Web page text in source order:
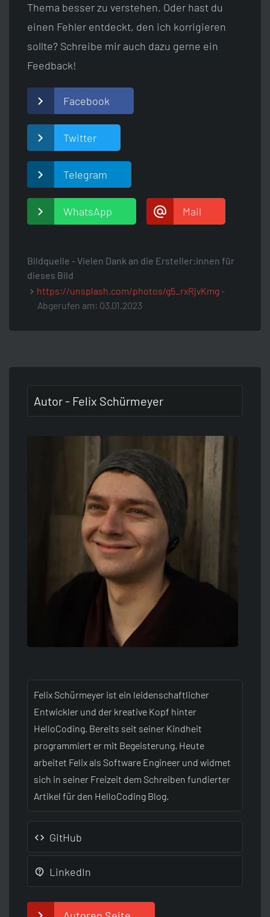
Thema besser zu verstehen. Oder hast du
einen Fehler entdeckt, den ich korrigieren
sollte? Schreibe mir auch dazu gerne ein
Feedback!
Facebook
Twitter
Telegram
WhatsApp Mail
Bildquelle - Vielen Dank an die Ersteller:innen für
dieses Bild
https://unsplash.com/photos/g5_rxRjvKmg -
Abgerufen am: 03.01.2023
Autor - Felix Schürmeyer
Felix Schürmeyer ist ein leidenschaftlicher
Entwickler und der kreative Kopf hinter
HelloCoding. Bereits seit seiner Kindheit
programmiert er mit Begeisterung. Heute
arbeitet Felix als Software Engineer und widmet
sich in seiner Freizeit dem Schreiben fundierter
Artikel für den HelloCoding Blog.
GitHub
LinkedIn